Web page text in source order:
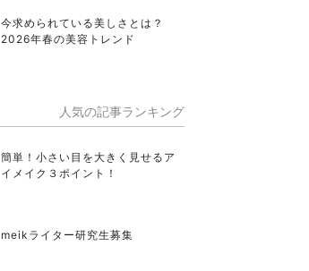
今求められている美しさとは？
2026年春の美容トレンド
人気の記事ランキング
簡単！小さい目を大きく見せるア
イメイク３ポイント！
meikライター研究生募集